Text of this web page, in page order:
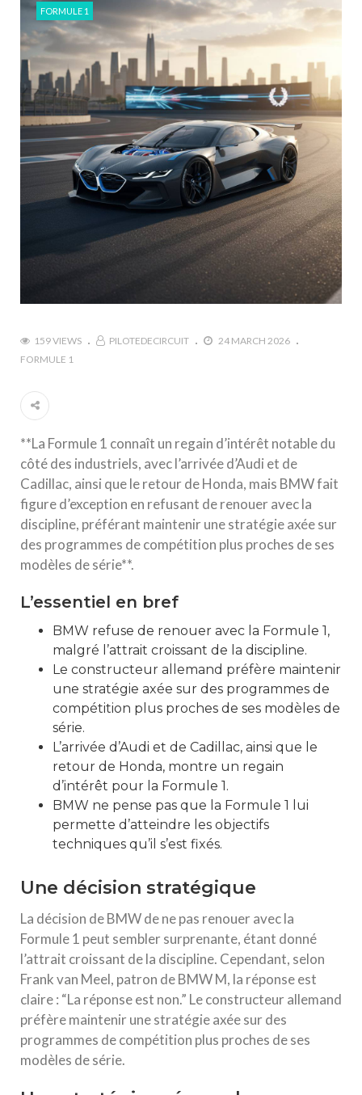
FORMULE 1
159 VIEWS PILOTEDECIRCUIT
24 MARCH 2026
FORMULE 1
**La Formule 1 connaît un regain d’intérêt notable du
côté des industriels, avec l’arrivée d’Audi et de
Cadillac, ainsi que le retour de Honda, mais BMW fait
figure d’exception en refusant de renouer avec la
discipline, préférant maintenir une stratégie axée sur
des programmes de compétition plus proches de ses
modèles de série**.
L’essentiel en bref
BMW refuse de renouer avec la Formule 1,
malgré l’attrait croissant de la discipline.
Le constructeur allemand préfère maintenir
une stratégie axée sur des programmes de
compétition plus proches de ses modèles de
série.
L’arrivée d’Audi et de Cadillac, ainsi que le
retour de Honda, montre un regain
d’intérêt pour la Formule 1.
BMW ne pense pas que la Formule 1 lui
permette d’atteindre les objectifs
techniques qu’il s’est fixés.
Une décision stratégique
La décision de BMW de ne pas renouer avec la
Formule 1 peut sembler surprenante, étant donné
l’attrait croissant de la discipline. Cependant, selon
Frank van Meel, patron de BMW M, la réponse est
claire : “La réponse est non.” Le constructeur allemand
préfère maintenir une stratégie axée sur des
programmes de compétition plus proches de ses
modèles de série.